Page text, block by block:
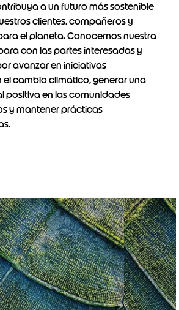
a un futuro más sostenible
clientes, compañeros y
el planeta. Conocemos nuestra
con las partes interesadas y
avanzar en iniciativas
cambio climático, generar una
positiva en las comunidades
y mantener prácticas